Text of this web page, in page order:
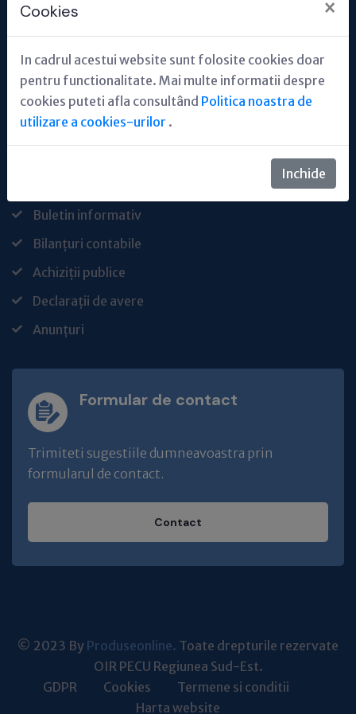
Cookies ×
In cadrul acestui website sunt folosite cookies doar
pentru functionalitate. Mai multe informatii despre
cookies puteti afla consultând Politica noastra de
utilizare a cookies-urilor .
Inchide
Conducere
Legislație
Alerta nereguli
Interes public
Buletin informativ
Bilanțuri contabile
Achiziții publice
Declarații de avere
Anunțuri
Formular de contact
Trimiteti sugestiile dumneavoastra prin
formularul de contact.
Contact
© 2023 By Produseonline. Toate drepturile rezervate
OIR PECU Regiunea Sud-Est.
GDPR
Cookies
Termene si conditii
Harta website